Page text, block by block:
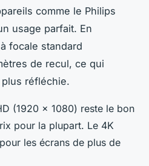
comme le Philips
usage parfait. En
focale standard
de recul, ce qui
réfléchie.
(1920 x 1080) reste le bon
pour la plupart. Le 4K
les écrans de plus de